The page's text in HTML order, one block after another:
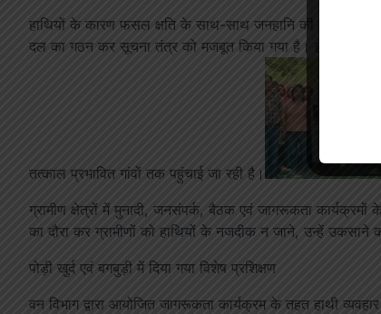
हाथियों के कारण फसल क्षति के साथ-साथ जनहानि की आशंका को
दल का गठन कर सूचना तंत्र को मजबूत किया गया है। हाथियों की
तत्काल प्रभावित गांवों तक पहुंचाई जा रही है।
ग्रामीण क्षेत्रों में मुनादी, जनसंपर्क, बैठक एवं जागरूकता
का दौरा कर ग्रामीणों को हाथियों के नजदीक न जाने, उन्हें
पोड़ी खुर्द एवं बगबुड़ी में दिया गया विशेष प्रशिक्षण
वन विभाग द्वारा आयोजित जागरूकता कार्यक्रम के तहत हाथी